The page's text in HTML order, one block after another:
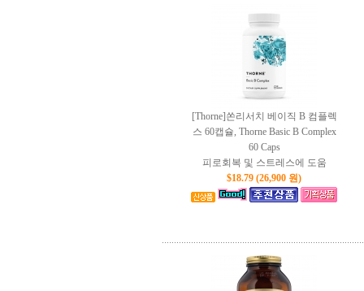
[Thorne]쏜리서치 베이직 B 컴플렉
스 60캡슐, Thorne Basic B Complex
60 Caps
피로회복 및 스트레스에 도움
$18.79 (26,900 원)